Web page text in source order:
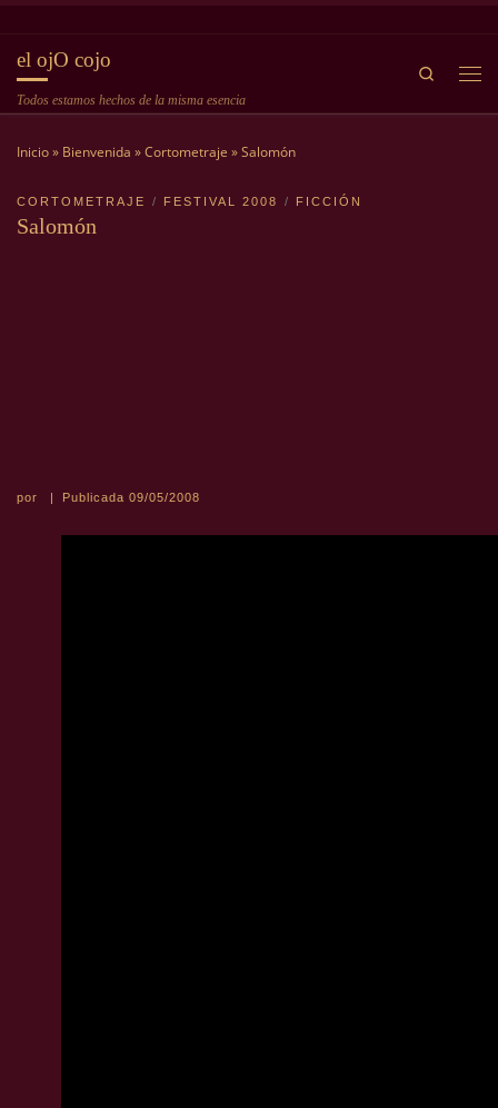
el ojO cojo
Todos estamos hechos de la misma esencia
Search
Inicio» Bienvenida »Cortometraje »Salomón
CORTOMETRAJE FESTIVAL 2008 FICCIÓN
Salomón
por | Publicada 09/05/2008